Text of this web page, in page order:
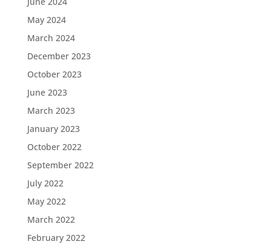
May 2024
March 2024
December 2023
October 2023
June 2023
March 2023
January 2023
October 2022
September 2022
July 2022
May 2022
March 2022
February 2022